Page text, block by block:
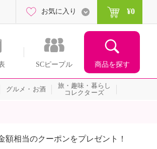
SCピープル 商品を探す
お気に入り ¥0
グルメ・お酒
旅・趣味・暮らし
コレクターズ
相当のクーポンをプレゼント！